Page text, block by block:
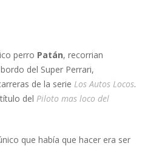
perro Patán, recorrian
del Super Perrari,
de la serie Los Autos Locos.
del Piloto mas loco del
que había que hacer era ser